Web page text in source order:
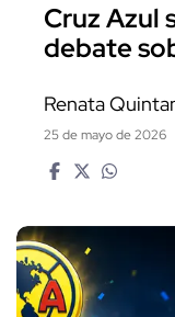
Cruz Azul
debate
Renata
25 de mayo de 2026